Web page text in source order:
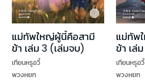
แม่ทัพใหญ่ผู้นี้คือสามี
ข้า เล่ม 3 (เล่มจบ)
เทียนหรูอวี้
พวงหยก
แม่ทัพ
ข้า เล่
เทียนหรูอวี้
พวงหยก